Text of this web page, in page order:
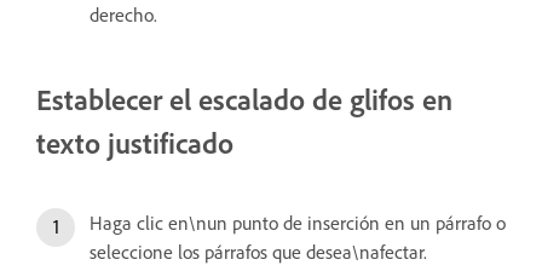
derecho.
Establecer el escalado de glifos en
texto justificado
Haga clic en\nun punto de inserción en un párrafo o
seleccione los párrafos que desea\nafectar.